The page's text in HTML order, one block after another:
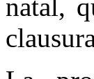
natal,